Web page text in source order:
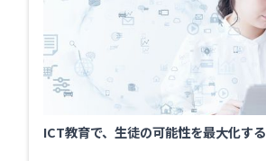
ICT教育で、生徒の可能性を最大化する